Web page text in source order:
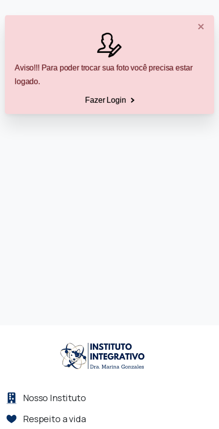
Aviso!!! Para poder trocar sua foto você precisa estar
logado.
Fazer Login
×
Nosso Instituto
Respeito a vida